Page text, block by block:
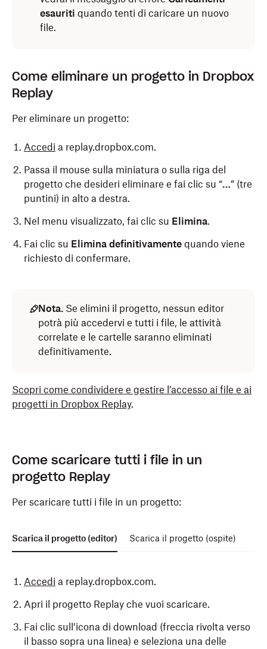
esauriti quando tenti di caricare un nuovo
file.
Come eliminare un progetto in Dropbox
Replay
Per eliminare un progetto:
Accedi a replay.dropbox.com.
Passa il mouse sulla miniatura o sulla riga del
progetto che desideri eliminare e fai clic su “…” (tre
puntini) in alto a destra.
Nel menu visualizzato, fai clic su Elimina.
Fai clic su Elimina definitivamente quando viene
richiesto di confermare.
Nota. Se elimini il progetto, nessun editor
potrà più accedervi e tutti i file, le attività
correlate e le cartelle saranno eliminati
definitivamente.
Scopri come condividere e gestire l’accesso ai file e ai
progetti in Dropbox Replay.
Come scaricare tutti i file in un
progetto Replay
Per scaricare tutti i file in un progetto:
Scarica il progetto (editor) Scarica il progetto (ospite)
Accedi a replay.dropbox.com.
Apri il progetto Replay che vuoi scaricare.
Fai clic sull’icona di download (freccia rivolta verso
il basso sopra una linea) e seleziona una delle